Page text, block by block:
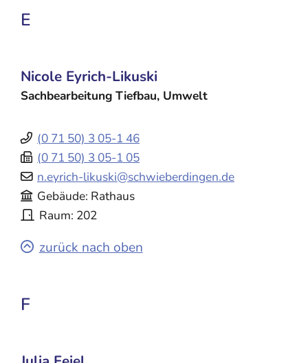
E
Nicole Eyrich-Likuski
Sachbearbeitung Tiefbau, Umwelt
(0 71 50) 3 05-1 46
(0 71 50) 3 05-1 05
n.eyrich-likuski@schwieberdingen.de
Gebäude Rathaus
Raum 202
zurück nach oben
F